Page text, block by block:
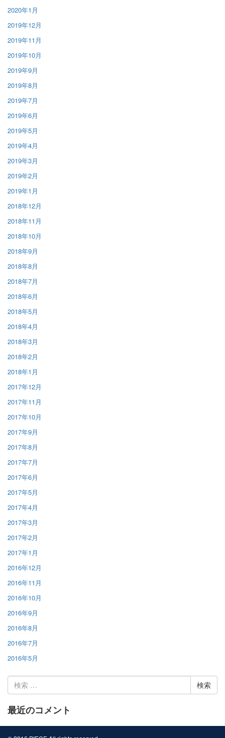
2020年1月
2019年12月
2019年11月
2019年10月
2019年9月
2019年8月
2019年7月
2019年6月
2019年5月
2019年4月
2019年3月
2019年2月
2019年1月
2018年12月
2018年11月
2018年10月
2018年9月
2018年8月
2018年7月
2018年6月
2018年5月
2018年4月
2018年3月
2018年2月
2018年1月
2017年12月
2017年11月
2017年10月
2017年9月
2017年8月
2017年7月
2017年6月
2017年5月
2017年4月
2017年3月
2017年2月
2017年1月
2016年12月
2016年11月
2016年10月
2016年9月
2016年8月
2016年7月
2016年5月
索:
最近のコメント